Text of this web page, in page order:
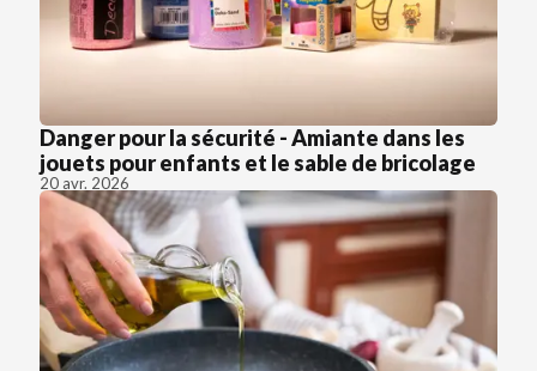
Danger pour la sécurité - Amiante dans les
jouets pour enfants et le sable de bricolage
20 avr. 2026